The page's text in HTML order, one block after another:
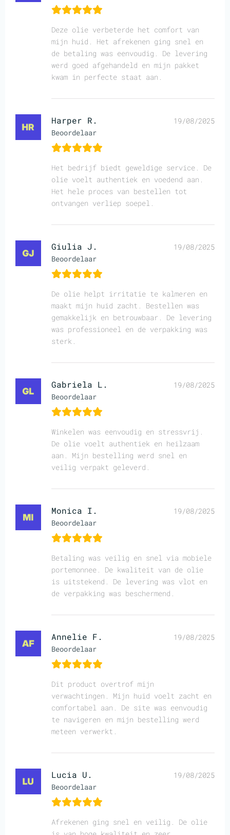
Deze olie verbeterde het comfort van
mijn huid. Het afrekenen ging snel en
de betaling was eenvoudig. De levering
werd goed afgehandeld en mijn pakket
kwam in perfecte staat aan.
Harper R.
Beoordelaar
19/08/2025
Het bedrijf biedt geweldige service. De
olie voelt authentiek en voedend aan.
Het hele proces van bestellen tot
ontvangen verliep soepel.
Giulia J.
Beoordelaar
19/08/2025
De olie helpt irritatie te kalmeren en
maakt mijn huid zacht. Bestellen was
gemakkelijk en betrouwbaar. De levering
was professioneel en de verpakking was
sterk.
Gabriela L.
Beoordelaar
19/08/2025
Winkelen was eenvoudig en stressvrij.
De olie voelt authentiek en heilzaam
aan. Mijn bestelling werd snel en
veilig verpakt geleverd.
Monica I.
Beoordelaar
19/08/2025
Betaling was veilig en snel via mobiele
portemonnee. De kwaliteit van de olie
is uitstekend. De levering was vlot en
de verpakking was beschermend.
Annelie F.
Beoordelaar
19/08/2025
Dit product overtrof mijn
verwachtingen. Mijn huid voelt zacht en
comfortabel aan. De site was eenvoudig
te navigeren en mijn bestelling werd
meteen verwerkt.
Lucia U.
Beoordelaar
19/08/2025
Afrekenen ging snel en veilig. De olie